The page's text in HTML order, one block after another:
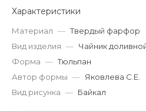
Характеристики
Материал — Твердый фарфор
Вид изделия — Чайник
Форма — Тюльпан
Автор формы — Яковлева С.Е.
Вид рисунка — Байкал